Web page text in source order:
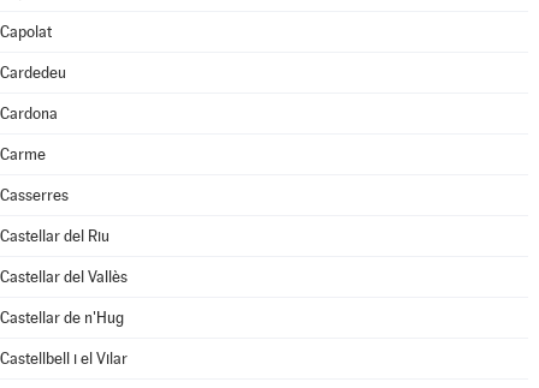
Capolat
Cardedeu
Cardona
Carme
Casserres
Castellar del Riu
Castellar del Vallès
Castellar de n'Hug
Castellbell i el Vilar